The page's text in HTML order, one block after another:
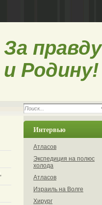
За правду
и Родину!
Интервью
Атласов
Экспедиция на полюс
холода
Атласов
Израиль на Волге
Хирург